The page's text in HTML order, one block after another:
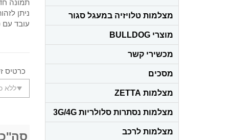
תמונה
ניתן לזהות
עובד עם
כרטיס
מצלמות טלויזיה במעגל סגור
מוצרי BULLDOG
מכשירי קשר
מסכים
מצלמות ZETTA
מצלמות נסתרות סלולריות 3G/4G
מצלמות לרכב